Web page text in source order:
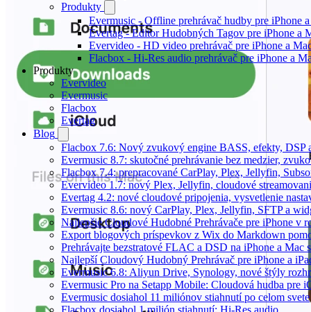
Produkty
Evermusic - Offline prehrávač hudby pre iPhone
Evertag - Editor Hudobných Tagov pre iPhone a
Evervideo - HD video prehrávač pre iPhone a
Flacbox - Hi-Res audio prehrávač pre iPhone a
Produkty
Evervideo
Evermusic
Flacbox
Evertag
Blog
Flacbox 7.6: Nový zvukový engine BASS, efekty, DSP
Evermusic 8.7: skutočné prehrávanie bez medzier,
Flacbox 7.4: prepracované CarPlay, Plex, Jellyfin,
Evervideo 1.7: nový Plex, Jellyfin, cloudové
Evertag 4.2: nové cloudové pripojenia, vysvetlenie
Evermusic 8.6: nový CarPlay, Plex, Jellyfin, SFTP a
Najlepšie Cloudové Hudobné Prehrávače pre iPhone v
Export blogových príspevkov z Wix do Markdown
Prehrávajte bezstratové FLAC a DSD na iPhone a Mac
Najlepší Cloudový Hudobný Prehrávač pre iPhone a
Evermusic 6.8: Aliyun Drive, Synology, nové štýly
Evermusic Pro na Setapp Mobile: Cloudová hudba pre
Evermusic dosiahol 11 miliónov stiahnutí po celom svete
Flacbox dosiahol 1 milión stiahnutí: Hi-Res audio